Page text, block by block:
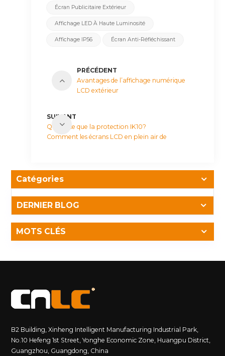
Écran Publicitaire Extérieur
Affichage LED À Haute Luminosité
Affichage IP56 Écran Anti-Réfléchissant
PRÉCÉDENT
Avantages de l’affichage numérique
LCD extérieur
SUIVANT
Qu'est-ce que la protection IK10?
Comment les écrans LCD en plein air de
Catégories
DERNIER BLOG
MOTS CLÉS
B2 Building, Xinheng Intelligent Manufacturing Industrial Park,
No.10 Hefeng 1st Street, Yonghe Economic Zone, Huangpu District,
Guangzhou, Guangdong, China